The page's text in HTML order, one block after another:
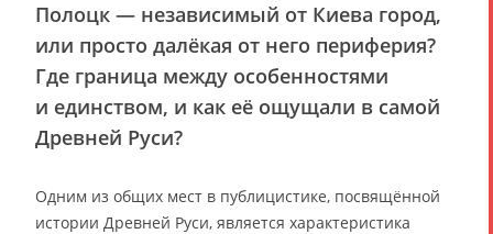
Полоцк — независимый от Киева город,
или просто далёкая от него периферия?
Где граница между особенностями
и единством, и как её ощущали в самой
Древней Руси?
Одним из общих мест в публицистике, посвящённой
истории Древней Руси, является характеристика